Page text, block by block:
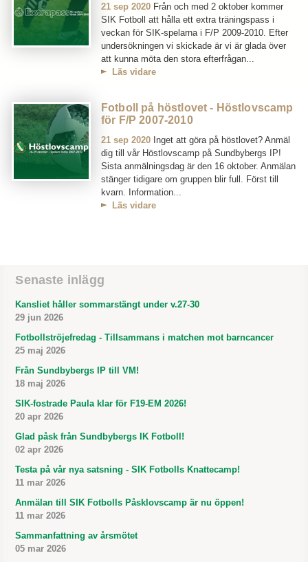
21 sep 2020 Från och med 2 oktober kommer
SIK Fotboll att hålla ett extra träningspass i
veckan för SIK-spelarna i F/P 2009-2010. Efter
undersökningen vi skickade är vi är glada över
att kunna möta den stora efterfrågan...
Läs vidare
Fotboll på höstlovet - Höstlovscamp
för F/P 2007-2010
21 sep 2020 Inget att göra på höstlovet? Anmäl
dig till vår Höstlovscamp på Sundbybergs IP!
Sista anmälningsdag är den 16 oktober. Anmälan
stänger tidigare om gruppen blir full. Först till
kvarn. Information...
Läs vidare
Senaste inlägg
Kansliet håller sommarstängt under v.27-30
29 jun 2026
Fotbollströjefredag - Tillsammans i matchen mot barncancer
25 maj 2026
Från Sundbybergs IP till VM!
18 maj 2026
SIK-fostrade Paula klar för F19-EM 2026!
20 apr 2026
Glad påsk från Sundbybergs IK Fotboll!
02 apr 2026
Testa på vår nya satsning - SIK Fotbolls Knattecamp!
11 mar 2026
Anmälan till SIK Fotbolls Påsklovscamp är nu öppen!
11 mar 2026
Sammanfattning av årsmötet
05 mar 2026